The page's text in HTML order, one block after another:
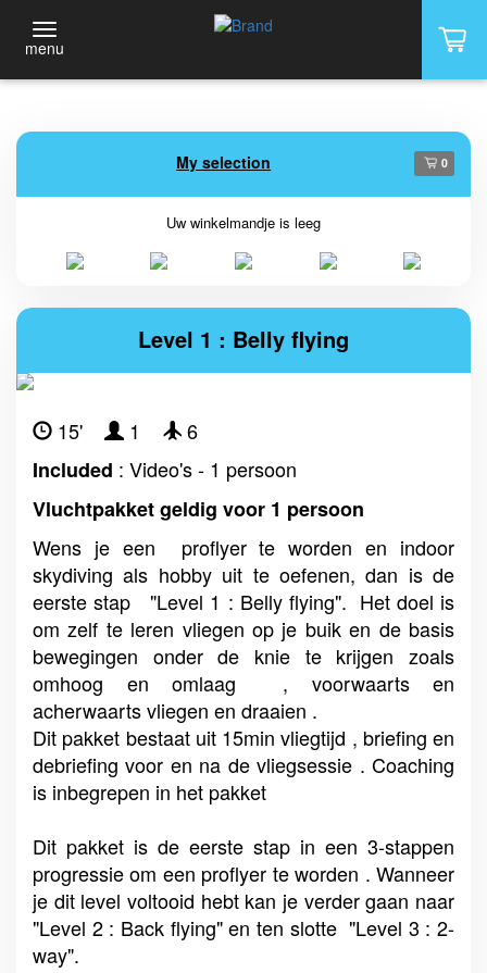
menu
My selection 0
Uw winkelmandje is leeg
Level 1 : Belly flying
15' 1
6
Included : Video's - 1 persoon
Vluchtpakket geldig voor 1 persoon
Wens je een proflyer te worden en indoor
skydiving als hobby uit te oefenen, dan is de
eerste stap "Level 1 : Belly flying". Het doel is
om zelf te leren vliegen op je buik en de basis
bewegingen onder de knie te krijgen zoals
omhoog en omlaag , voorwaarts en
acherwaarts vliegen en draaien .
Dit pakket bestaat uit 15min vliegtijd , briefing en
debriefing voor en na de vliegsessie . Coaching
is inbegrepen in het pakket
Dit pakket is de eerste stap in een 3-stappen
progressie om een proflyer te worden . Wanneer
je dit level voltooid hebt kan je verder gaan naar
"Level 2 : Back flying" en ten slotte "Level 3 : 2-
way".